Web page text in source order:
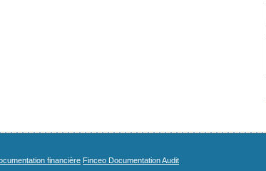
financière Finceo Documentation Audit